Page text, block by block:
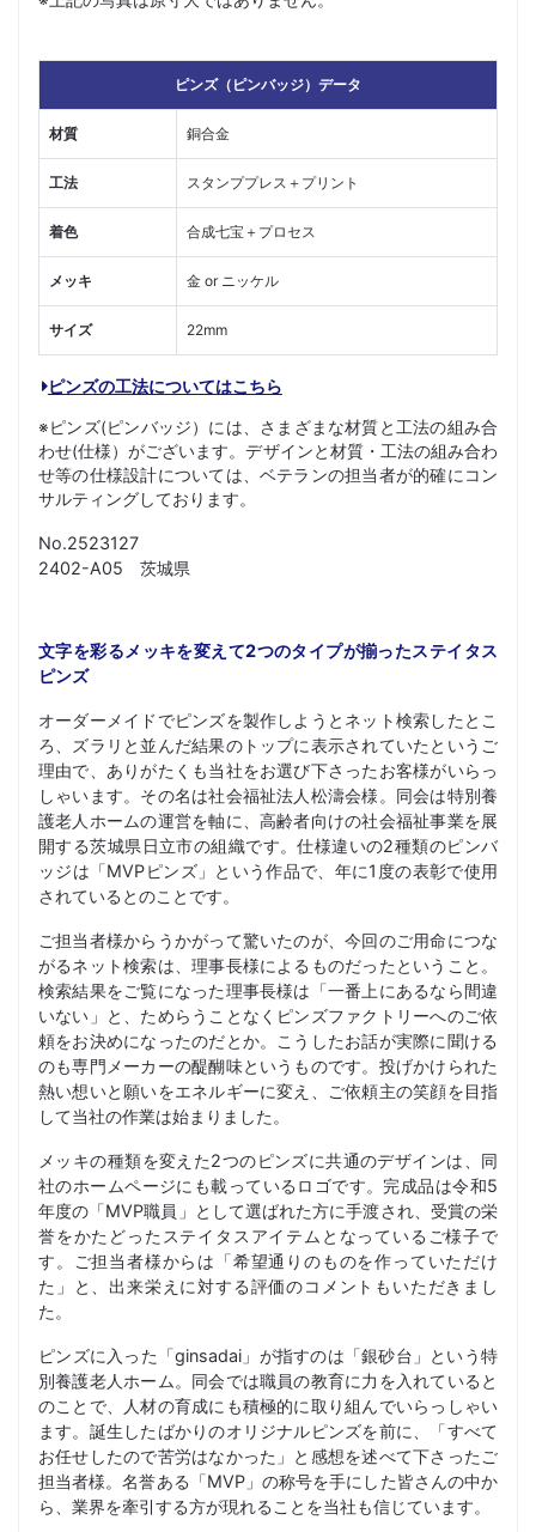
ピンズ（ピンバッジ）データ
材質 銅合金
工法 スタンププレス＋プリント
着色 合成七宝＋プロセス
メッキ 金 or ニッケル
サイズ 22mm
ピンズの工法についてはこちら
※ピンズ(ピンバッジ）には、さまざまな材質と工法の組み合
わせ(仕様）がございます。デザインと材質・工法の組み合わ
せ等の仕様設計については、ベテランの担当者が的確にコン
サルティングしております。
No.2523127
2402-A05 茨城県
文字を彩るメッキを変えて2つのタイプが揃ったステイタス
ピンズ
オーダーメイドでピンズを製作しようとネット検索したとこ
ろ、ズラリと並んだ結果のトップに表示されていたというご
理由で、ありがたくも当社をお選び下さったお客様がいらっ
しゃいます。その名は社会福祉法人松濤会様。同会は特別養
護老人ホームの運営を軸に、高齢者向けの社会福祉事業を展
開する茨城県日立市の組織です。仕様違いの2種類のピンバ
ッジは「MVPピンズ」という作品で、年に1度の表彰で使用
されているとのことです。
ご担当者様からうかがって驚いたのが、今回のご用命につな
がるネット検索は、理事長様によるものだったということ。
検索結果をご覧になった理事長様は「一番上にあるなら間違
いない」と、ためらうことなくピンズファクトリーへのご依
頼をお決めになったのだとか。こうしたお話が実際に聞ける
のも専門メーカーの醍醐味というものです。投げかけられた
熱い想いと願いをエネルギーに変え、ご依頼主の笑顔を目指
して当社の作業は始まりました。
メッキの種類を変えた2つのピンズに共通のデザインは、同
社のホームページにも載っているロゴです。完成品は令和5
年度の「MVP職員」として選ばれた方に手渡され、受賞の栄
誉をかたどったステイタスアイテムとなっているご様子で
す。ご担当者様からは「希望通りのものを作っていただけ
た」と、出来栄えに対する評価のコメントもいただきまし
た。
ピンズに入った「ginsadai」が指すのは「銀砂台」という特
別養護老人ホーム。同会では職員の教育に力を入れていると
のことで、人材の育成にも積極的に取り組んでいらっしゃい
ます。誕生したばかりのオリジナルピンズを前に、「すべて
お任せしたので苦労はなかった」と感想を述べて下さったご
担当者様。名誉ある「MVP」の称号を手にした皆さんの中か
ら、業界を牽引する方が現れることを当社も信じています。